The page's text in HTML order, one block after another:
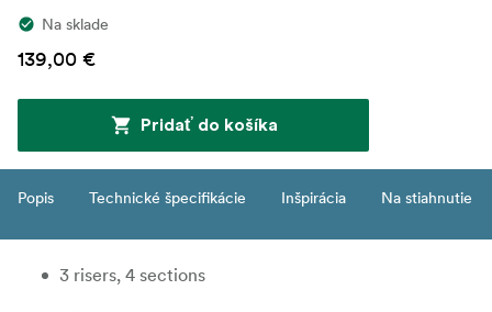
Na sklade
139,00 €
Pridať do košíka
Popis Technické špecifikácie Inšpirácia Na stiahnutie
3 risers, 4 sections